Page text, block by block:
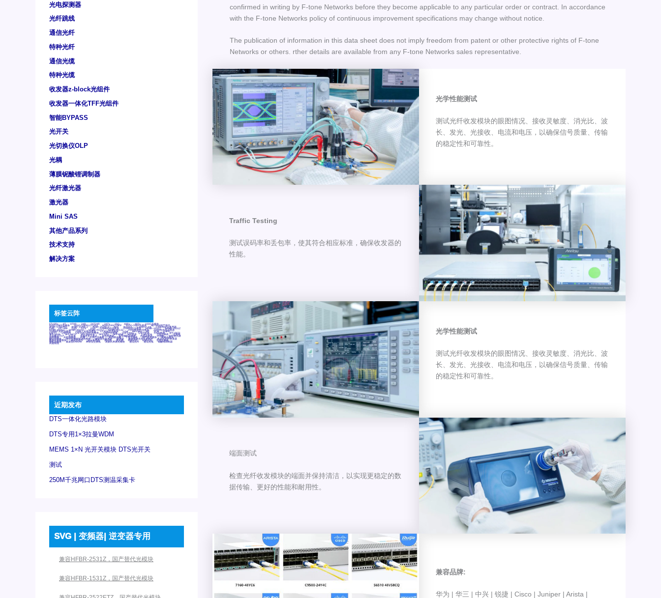
光电探测器
光纤跳线
通信光纤
特种光纤
通信光缆
特种光缆
收发器z-block光组件
收发器一体化TFF光组件
智能BYPASS
光开关
光切换仪OLP
光耦
薄膜铌酸锂调制器
光纤激光器
激光器
Mini SAS
其他产品系列
技术支持
解决方案
标签云阵
6Tx6Rx 8T 8T8R 24R 24T24R 24Tx 25G 48Rx 48Tx 100G光模块
400G OSFP光模块 400G QSFP112 DR4 800G DR8 OSFP 800G OSFP光模块 AD7606国产替代
AFBR-57B4APZ AFBR-1528CZ AFBR-2528CZ AOC Bypass Camera Link CWDM波分复用器
DAS DC~4M DSS DTS DVS GYMB光纤连接器 GYM光纤连接器 HFBR-1531Z HFBR-2531Z
HFBR-4501Z HFBR-4503Z HFBR-4511Z HFBR-4513Z J599A6光纤连接器 J599A8光电连接器
J599MT光纤连接器 J599Ⅰ光电连接器 LC超短型光模块 LGA Mini SAS MT POB QSFP
QSFP+ QSFP28 QSFP28 100G光模块 QSFP28笼座 QSFP 40G QSFP笼座 RP连接器 SFF-8431
SFF-8436 SFF-8472 SFF-8654 4i SFP 10G SFP MSA SFP笼座 Z-BLOCK 万兆交换机 交换机
光切换仪OLP 光开关 光模块笼子座子 光电探测器 光电编码器模块 光电连接器 光端机 光纤激光器
光纤跳线 光纤连接器 光耦 全国产交换机 军品级光耦 千兆交换机 国产化光模块 射频光模块
微型光模块 微型可插拔BGA光模块 微型波分复用器 探测器 收发模块光学引擎组件 机架式光纤收发器
模拟光发射模块 模拟光器件 波分复用器 测试版 激光器 特种光纤 特种光缆 百兆交换机
相机光模块 紧凑型DWDM 网管型交换机 表贴式单路光模块 通信光纤 通信光缆 铌酸锂调制器
高速线缆
近期发布
DTS一体化光路模块
DTS专用1×3拉曼WDM
MEMS 1×N 光开关模块 DTS光开关
测试
250M千兆网口DTS测温采集卡
SVG | 变频器| 逆变器专用
兼容HFBR-2531Z，国产替代光模块
兼容HFBR-1531Z，国产替代光模块
confirmed in writing by F-tone Networks before they become applicable to any particular order or contract. In accordance
with the F-tone Networks policy of continuous improvement specifications may change without notice.
The publication of information in this data sheet does not imply freedom from patent or other protective rights of F-tone
Networks or others. rther details are available from any F-tone Networks sales representative.
光学性能测试
测试光纤收发模块的眼图情况、接收灵敏度、消光比、波
长、发光、光接收、电流和电压，以确保信号质量、传输
的稳定性和可靠性。
Traffic Testing
测试误码率和丢包率，使其符合相应标准，确保收发器的
性能。
光学性能测试
测试光纤收发模块的眼图情况、接收灵敏度、消光比、波
长、发光、光接收、电流和电压，以确保信号质量、传输
的稳定性和可靠性。
端面测试
检查光纤收发模块的端面并保持清洁，以实现更稳定的数
据传输、更好的性能和耐用性。
兼容品牌:
华为 | 华三 | 中兴 | 锐捷 | Cisco | Juniper | Arista |